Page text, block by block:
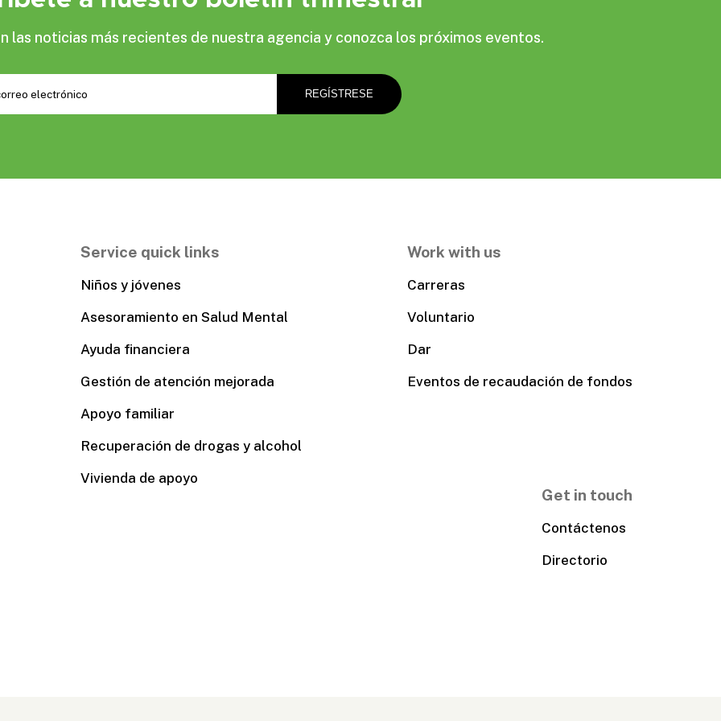
las noticias más recientes de nuestra agencia y conozca los próximos eventos.
Service quick links
Niños y jóvenes
Asesoramiento en Salud Mental
Ayuda financiera
Gestión de atención mejorada
Apoyo familiar
Recuperación de drogas y alcohol
Vivienda de apoyo
Work with us
Carreras
Voluntario
Dar
Eventos de recaudación de fondos
Get in touch
Contáctenos
Directorio